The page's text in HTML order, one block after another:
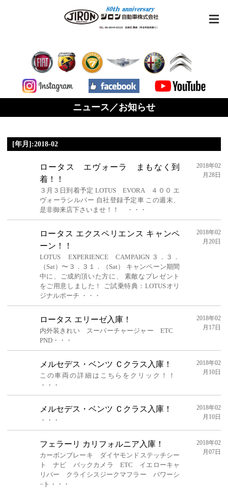
ニュース／お知らせ
[年月]:2018-02
ロータス エヴォーラ まもなく到
着！！
３月３日到着予定 LOTUS EVORA ４００ エ
ヴォーラシルバー 自社登録予定車 この週末、
是非御来店下さいませ！！ ・・・
2018年02
月28日
ロータス エクスペリエンス キャンペ
ーン！！
LOTUS EXPERIENCE CAMPAIGN ３．３．
（Sat）〜３．３１．（Sat） キャンペーン期間
中に、ご成約頂いた方に、 素敵なプレゼント
をご用意しました！ ご試乗特典：LOTUSオリ
ジナルポーチ ・・・
2018年02
月20日
ロータス エリーゼ入庫！
内外装きれい スーパーチャージャー ETC
PND・・・
2018年02
月17日
メルセデス・ベンツ Ｃクラス入庫！
この車両の詳細はこちらをクリック！！
・・・
2018年02
月10日
メルセデス・ベンツ Ｃクラス入庫！
・・・
2018年02
月10日
フェラーリ カリフォルニア入庫！
カーボンブレーキ ダイヤモンドステッチシー
ト ナビ バックカメラ ETC イエローキャ
リパー クライシスジークマフラー パワーシ
−ト・・・
2018年02
月07日